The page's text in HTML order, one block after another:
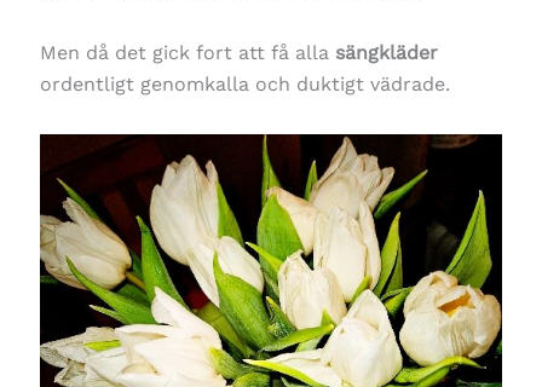
Men då det gick fort att få alla sängkläder
ordentligt genomkalla och duktigt vädrade.